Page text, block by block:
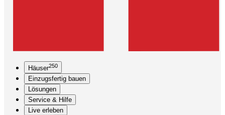
Häuser250
Einzugsfertig bauen
Lösungen
Service & Hilfe
Live erleben